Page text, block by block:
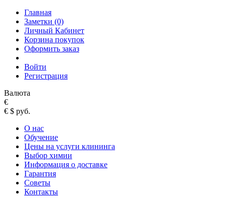
Главная
Заметки (0)
Личный Кабинет
Корзина покупок
Оформить заказ
Войти
Регистрация
Валюта
€
€ $ руб.
О нас
Обучение
Цены на услуги клининга
Выбор химии
Информация о доставке
Гарантия
Советы
Контакты